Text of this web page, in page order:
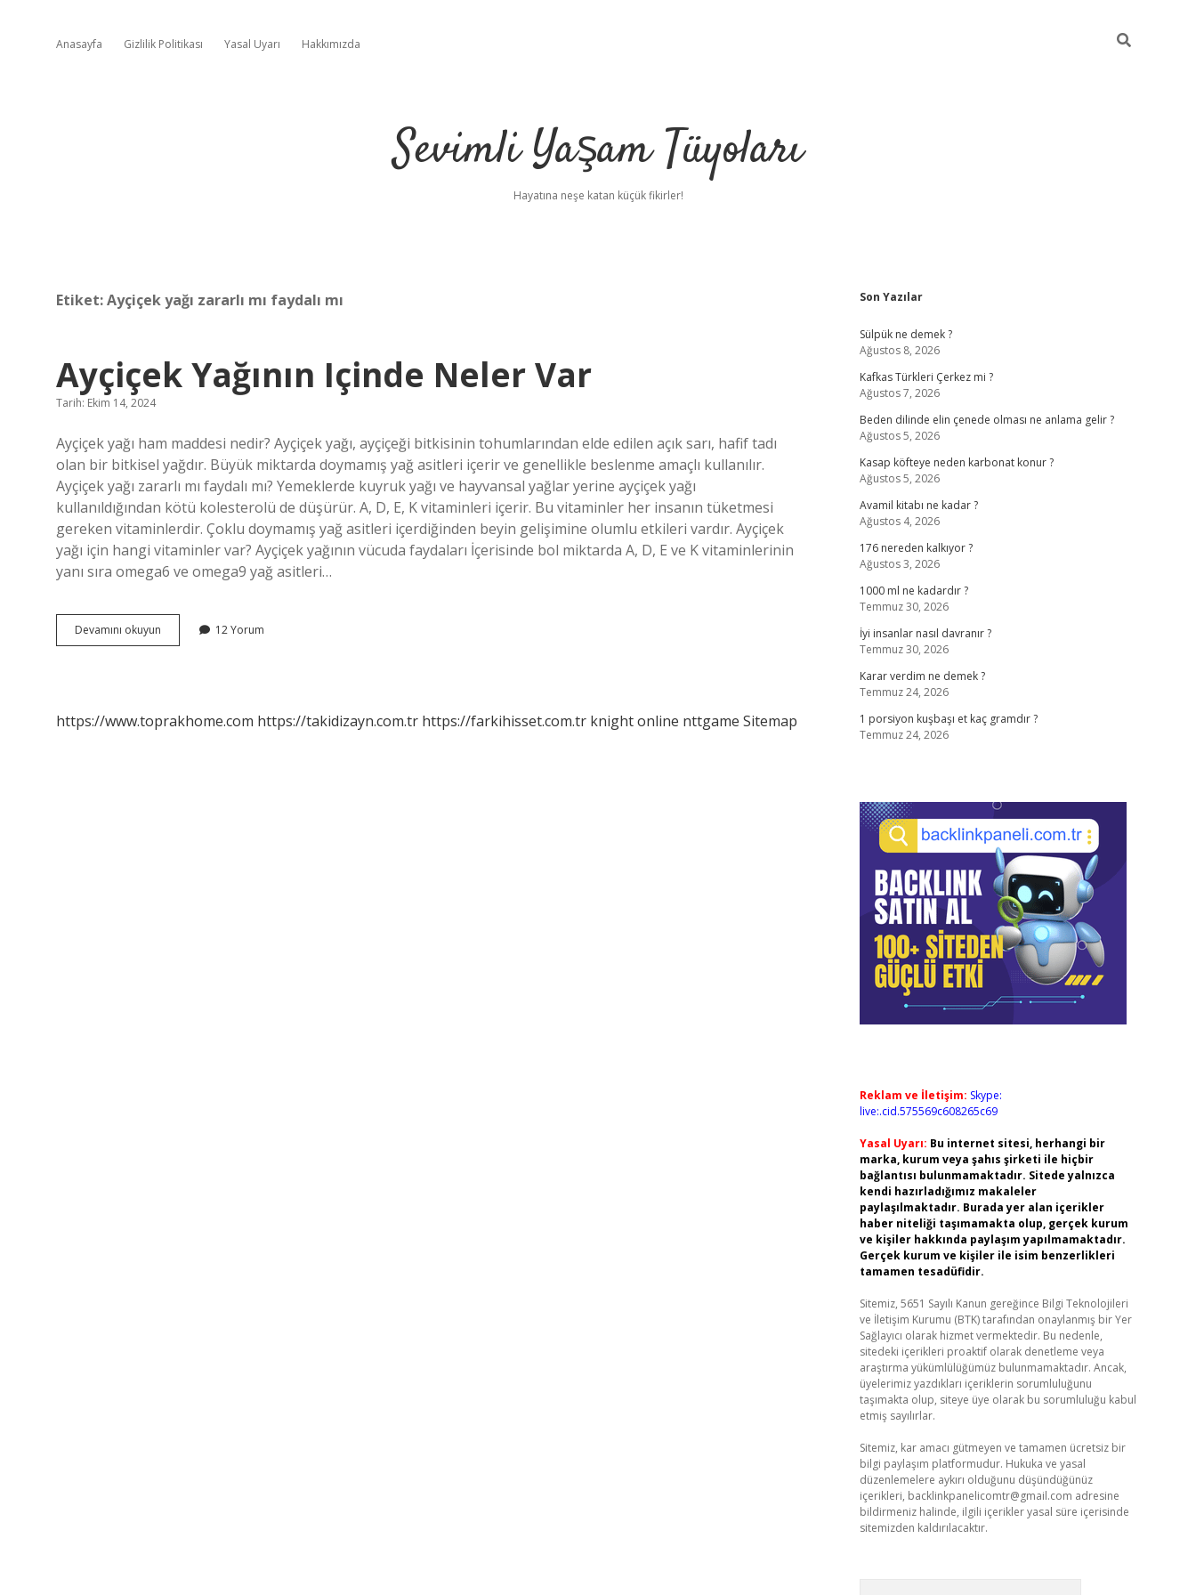
Anasayfa Gizlilik Politikası Yasal Uyarı Hakkımızda
Sevimli Yaşam Tüyoları
Hayatına neşe katan küçük fikirler!
Etiket:Ayçiçek yağı zararlı mı faydalı mı
Ayçiçek Yağının Içinde Neler Var
Tarih: Ekim 14, 2024
Ayçiçek yağı ham maddesi nedir? Ayçiçek yağı, ayçiçeği bitkisinin tohumlarından elde edilen açık sarı, hafif tadı
olan bir bitkisel yağdır. Büyük miktarda doymamış yağ asitleri içerir ve genellikle beslenme amaçlı kullanılır.
Ayçiçek yağı zararlı mı faydalı mı? Yemeklerde kuyruk yağı ve hayvansal yağlar yerine ayçiçek yağı
kullanıldığından kötü kolesterolü de düşürür. A, D, E, K vitaminleri içerir. Bu vitaminler her insanın tüketmesi
gereken vitaminlerdir. Çoklu doymamış yağ asitleri içerdiğinden beyin gelişimine olumlu etkileri vardır. Ayçiçek
yağı için hangi vitaminler var? Ayçiçek yağının vücuda faydaları İçerisinde bol miktarda A, D, E ve K vitaminlerinin
yanı sıra omega6 ve omega9 yağ asitleri…
Devamını okuyun
Yağının
12 Yorum
https://www.toprakhome.com https://takidizayn.com.tr https://farkihisset.com.tr knight online nttgame Sitemap
Sidebar
Son Yazılar
Sülpük ne demek ?
Ağustos 8, 2026
Kafkas Türkleri Çerkez mi ?
Ağustos 7, 2026
Beden dilinde elin çenede olması ne anlama gelir ?
Ağustos 5, 2026
Kasap köfteye neden karbonat konur ?
Ağustos 5, 2026
Avamil kitabı ne kadar ?
Ağustos 4, 2026
176 nereden kalkıyor ?
Ağustos 3, 2026
1000 ml ne kadardır ?
Temmuz 30, 2026
İyi insanlar nasıl davranır ?
Temmuz 30, 2026
Karar verdim ne demek ?
Temmuz 24, 2026
1 porsiyon kuşbaşı et kaç gramdır ?
Temmuz 24, 2026
Reklam ve İletişim: Skype:
live:.cid.575569c608265c69
Yasal Uyarı: Bu internet sitesi, herhangi bir
marka, kurum veya şahıs şirketi ile hiçbir
bağlantısı bulunmamaktadır. Sitede yalnızca
kendi hazırladığımız makaleler
paylaşılmaktadır. Burada yer alan içerikler
haber niteliği taşımamakta olup, gerçek kurum
ve kişiler hakkında paylaşım yapılmamaktadır.
Gerçek kurum ve kişiler ile isim benzerlikleri
tamamen tesadüfidir.
Sitemiz, 5651 Sayılı Kanun gereğince Bilgi Teknolojileri
ve İletişim Kurumu (BTK) tarafından onaylanmış bir Yer
Sağlayıcı olarak hizmet vermektedir. Bu nedenle,
sitedeki içerikleri proaktif olarak denetleme veya
araştırma yükümlülüğümüz bulunmamaktadır. Ancak,
üyelerimiz yazdıkları içeriklerin sorumluluğunu
taşımakta olup, siteye üye olarak bu sorumluluğu kabul
etmiş sayılırlar.
Sitemiz, kar amacı gütmeyen ve tamamen ücretsiz bir
bilgi paylaşım platformudur. Hukuka ve yasal
düzenlemelere aykırı olduğunu düşündüğünüz
içerikleri, backlinkpanelicomtr@gmail.com adresine
bildirmeniz halinde, ilgili içerikler yasal süre içerisinde
sitemizden kaldırılacaktır.